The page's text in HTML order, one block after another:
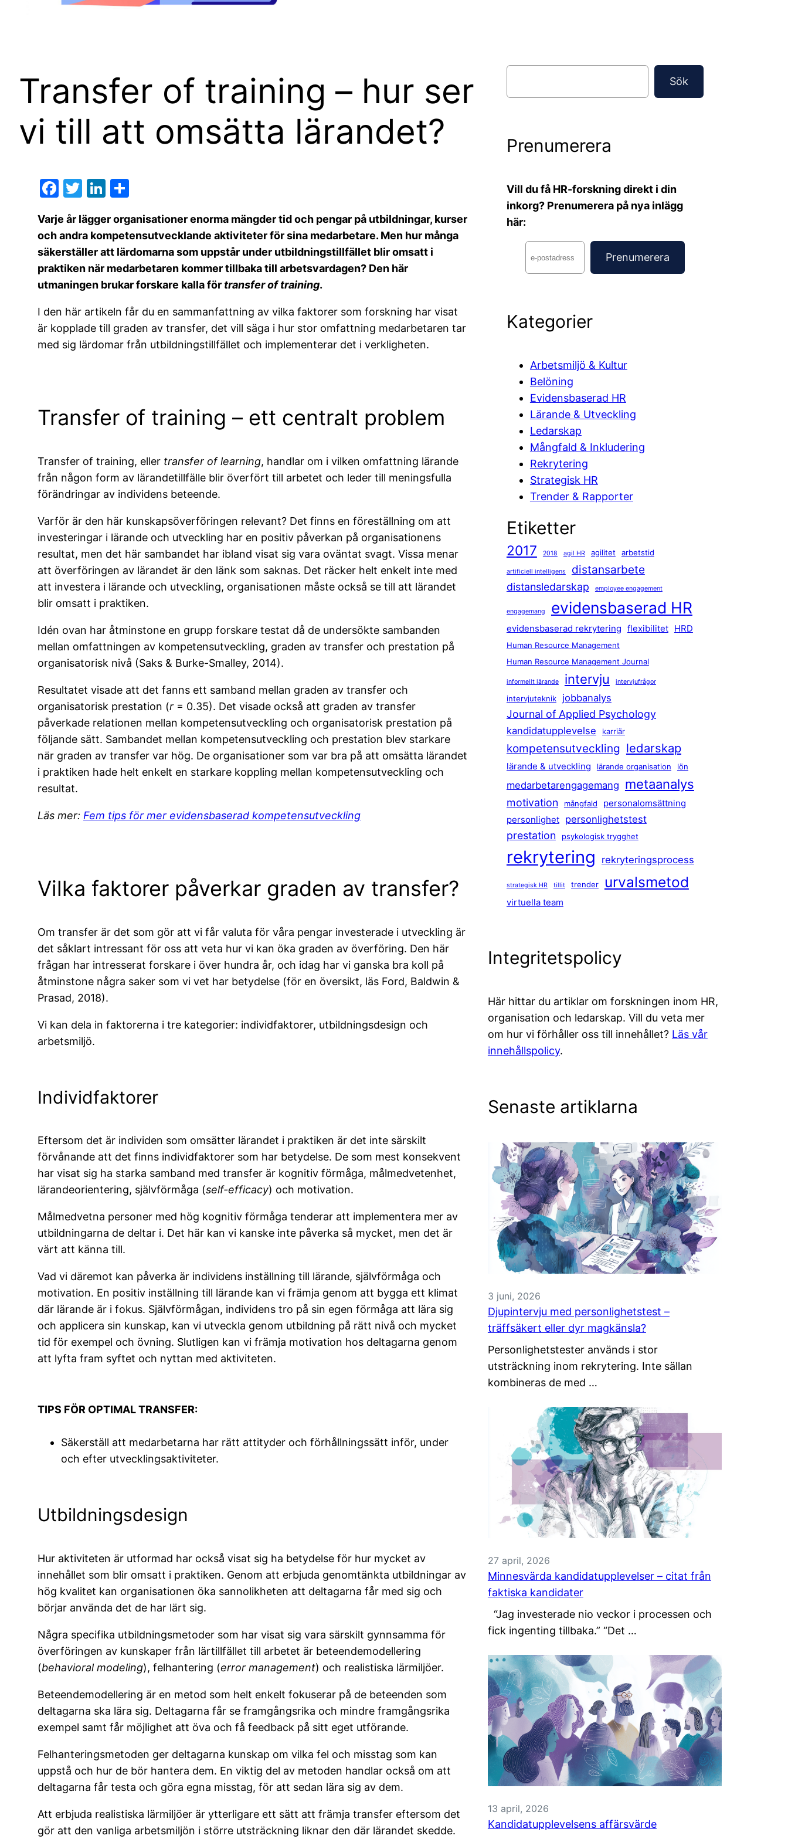
Transfer of training – hur ser
vi till att omsätta lärandet?
F
c
e
b
o
k
T
itt
er
Li
k
e
dI
n
a
Varje år lägger organisationer enorma mängder tid och pengar på utbildningar, kurser
och andra kompetensutvecklande aktiviteter för sina medarbetare. Men hur många
säkerställer att lärdomarna som uppstår under utbildningstillfället blir omsatt i
praktiken när medarbetaren kommer tillbaka till arbetsvardagen? Den här
utmaningen brukar forskare kalla för transfer of training.
I den här artikeln får du en sammanfattning av vilka faktorer som forskning har visat
är kopplade till graden av transfer, det vill säga i hur stor omfattning medarbetaren tar
med sig lärdomar från utbildningstillfället och implementerar det i verkligheten.
Transfer of training – ett centralt problem
Transfer of training, eller transfer of learning, handlar om i vilken omfattning lärande
från någon form av lärandetillfälle blir överfört till arbetet och leder till meningsfulla
förändringar av individens beteende.
Varför är den här kunskapsöverföringen relevant? Det finns en föreställning om att
investeringar i lärande och utveckling har en positiv påverkan på organisationens
resultat, men det här sambandet har ibland visat sig vara oväntat svagt. Vissa menar
att överföringen av lärandet är den länk som saknas. Det räcker helt enkelt inte med
att investera i lärande och utveckling, organisationen måste också se till att lärandet
blir omsatt i praktiken.
Idén ovan har åtminstone en grupp forskare testat då de undersökte sambanden
mellan omfattningen av kompetensutveckling, graden av transfer och prestation på
organisatorisk nivå (Saks & Burke-Smalley, 2014).
Resultatet visade att det fanns ett samband mellan graden av transfer och
organisatorisk prestation (r = 0.35). Det visade också att graden av transfer
påverkade relationen mellan kompetensutveckling och organisatorisk prestation på
följande sätt. Sambandet mellan kompetensutveckling och prestation blev starkare
när graden av transfer var hög. De organisationer som var bra på att omsätta lärandet
i praktiken hade helt enkelt en starkare koppling mellan kompetensutveckling och
resultat.
Läs mer: Fem tips för mer evidensbaserad kompetensutveckling
Vilka faktorer påverkar graden av transfer?
Om transfer är det som gör att vi får valuta för våra pengar investerade i utveckling är
det såklart intressant för oss att veta hur vi kan öka graden av överföring. Den här
frågan har intresserat forskare i över hundra år, och idag har vi ganska bra koll på
åtminstone några saker som vi vet har betydelse (för en översikt, läs Ford, Baldwin &
Prasad, 2018).
Vi kan dela in faktorerna i tre kategorier: individfaktorer, utbildningsdesign och
arbetsmiljö.
Individfaktorer
Eftersom det är individen som omsätter lärandet i praktiken är det inte särskilt
förvånande att det finns individfaktorer som har betydelse. De som mest konsekvent
har visat sig ha starka samband med transfer är kognitiv förmåga, målmedvetenhet,
lärandeorientering, självförmåga (self-efficacy) och motivation.
Målmedvetna personer med hög kognitiv förmåga tenderar att implementera mer av
utbildningarna de deltar i. Det här kan vi kanske inte påverka så mycket, men det är
värt att känna till.
Vad vi däremot kan påverka är individens inställning till lärande, självförmåga och
motivation. En positiv inställning till lärande kan vi främja genom att bygga ett klimat
där lärande är i fokus. Självförmågan, individens tro på sin egen förmåga att lära sig
och applicera sin kunskap, kan vi utveckla genom utbildning på rätt nivå och mycket
tid för exempel och övning. Slutligen kan vi främja motivation hos deltagarna genom
att lyfta fram syftet och nyttan med aktiviteten.
TIPS FÖR OPTIMAL TRANSFER:
Säkerställ att medarbetarna har rätt attityder och förhållningssätt inför, under
och efter utvecklingsaktiviteter.
Utbildningsdesign
Hur aktiviteten är utformad har också visat sig ha betydelse för hur mycket av
innehållet som blir omsatt i praktiken. Genom att erbjuda genomtänkta utbildningar av
hög kvalitet kan organisationen öka sannolikheten att deltagarna får med sig och
börjar använda det de har lärt sig.
Några specifika utbildningsmetoder som har visat sig vara särskilt gynnsamma för
överföringen av kunskaper från lärtillfället till arbetet är beteendemodellering
(behavioral modeling), felhantering (error management) och realistiska lärmiljöer.
Beteendemodellering är en metod som helt enkelt fokuserar på de beteenden som
deltagarna ska lära sig. Deltagarna får se framgångsrika och mindre framgångsrika
exempel samt får möjlighet att öva och få feedback på sitt eget utförande.
Felhanteringsmetoden ger deltagarna kunskap om vilka fel och misstag som kan
uppstå och hur de bör hantera dem. En viktig del av metoden handlar också om att
deltagarna får testa och göra egna misstag, för att sedan lära sig av dem.
Att erbjuda realistiska lärmiljöer är ytterligare ett sätt att främja transfer eftersom det
gör att den vanliga arbetsmiljön i större utsträckning liknar den där lärandet skedde.
Sök
Prenumerera
Vill du få HR-forskning direkt i din
inkorg? Prenumerera på nya inlägg
här:
Kategorier
Arbetsmiljö & Kultur
Belöning
Evidensbaserad HR
Lärande & Utveckling
Ledarskap
Mångfald & Inkludering
Rekrytering
Strategisk HR
Trender & Rapporter
Etiketter
2017 2018 agil HR agilitet arbetstid
artificiell intelligens distansarbete
distansledarskap employee engagement
engagemang evidensbaserad HR
evidensbaserad rekrytering flexibilitet HRD
Human Resource Management
Human Resource Management Journal
informellt lärande intervju intervjufrågor
intervjuteknik jobbanalys
Journal of Applied Psychology
kandidatupplevelse karriär
kompetensutveckling ledarskap
lärande & utveckling lärande organisation lön
medarbetarengagemang metaanalys
motivation mångfald
personalomsättning
personlighet personlighetstest
prestation psykologisk trygghet
rekrytering rekryteringsprocess
strategisk HR tillit trender urvalsmetod
virtuella team
Integritetspolicy
Här hittar du artiklar om forskningen inom HR,
organisation och ledarskap. Vill du veta mer
om hur vi förhåller oss till innehållet? Läs vår
innehållspolicy.
Senaste artiklarna
3 juni, 2026
Djupintervju med personlighetstest –
träffsäkert eller dyr magkänsla?
Personlighetstester används i stor
utsträckning inom rekrytering. Inte sällan
kombineras de med …
27 april, 2026
Minnesvärda kandidatupplevelser – citat från
faktiska kandidater
“Jag investerade nio veckor i processen och
fick ingenting tillbaka.” “Det …
13 april, 2026
Kandidatupplevelsens affärsvärde